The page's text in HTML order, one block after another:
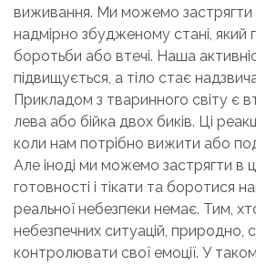
виживання. Ми можемо застрягти
надмірно збудженому стані, який
боротьби або втечі. Наша
підвищується, а тіло стає
Прикладом з тваринного світу є
лева або бійка двох биків. Ці
коли нам потрібно вижити або
Але іноді ми можемо застрягти в
готовності і тікати та боротися
реальної небезпеки немає. Тим,
небезпечних ситуацій, природно,
контролювати свої емоції. У